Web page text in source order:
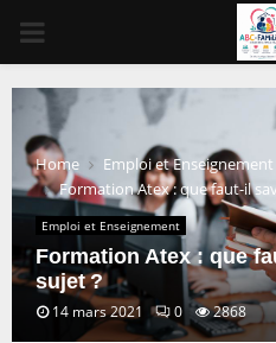
PRIMARY
MENU
Home
Emploi et Enseignement
Formation Atex : que faut-il
Emploi et Enseignement
Formation Atex : que
sujet ?
14 mars 2021 0 2868